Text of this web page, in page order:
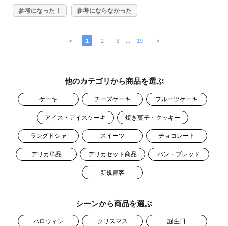
参考になった！ 参考にならなかった
＜ 1 2 3 19 ＞
他のカテゴリから商品を選ぶ
ケーキ チーズケーキ フルーツケーキ
アイス・アイスケーキ 焼き菓子・クッキー
ラングドシャ スイーツ チョコレート
デリカ単品 デリカセット商品 パン・ブレッド
新規顧客
シーンから商品を選ぶ
ハロウィン クリスマス 誕生日